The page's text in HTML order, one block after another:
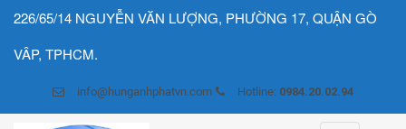
226/65/14 NGUYỄN VĂN LƯỢNG, PHƯỜNG 17, QUẬN GÒ
VÂP, TPHCM.
info@hunganhphatvn.com Hotline: 0984.20.02.94